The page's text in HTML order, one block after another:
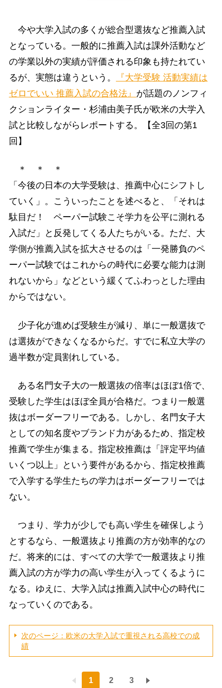
今や大学入試の多くが総合型選抜など推薦入試
となっている。一般的に推薦入試は課外活動など
の学業以外の実績が評価される印象も持たれてい
るが、実態は違うという。
『大学受験 活動実績は
ゼロでいい 推薦入試の合格法』 が話題のノンフィ
クションライター・杉浦由美子氏が欧米の大学入
試と比較しながらレポートする。【全3回の第1
回】
＊ ＊ ＊
「今後の日本の大学受験は、推薦中心にシフトし
ていく」。こういったことを述べると、「それは
駄目だ！ ペーパー試験こそ学力を公平に測れる
入試だ」と反発してくる人たちがいる。ただ、大
学側が推薦入試を拡大させるのは「一発勝負のペ
ーパー試験ではこれからの時代に必要な能力は測
れないから」などという緩くてふわっとした理由
からではない。
少子化が進めば受験生が減り、単に一般選抜で
は選抜ができなくなるからだ。すでに私立大学の
過半数が定員割れしている。
ある名門女子大の一般選抜の倍率はほぼ1倍で、
受験した学生はほぼ全員が合格だ。つまり一般選
抜はボーダーフリーである。しかし、名門女子大
としての知名度やブランド力があるため、指定校
推薦で学生が集まる。指定校推薦は「評定平均値
いくつ以上」という要件があるから、指定校推薦
で入学する学生たちの学力はボーダーフリーでは
ない。
つまり、学力が少しでも高い学生を確保しよう
とするなら、一般選抜より推薦の方が効率的なの
だ。将来的には、すべての大学で一般選抜より推
薦入試の方が学力の高い学生が入ってくるように
なる。ゆえに、大学入試は推薦入試中心の時代に
なっていくのである。
次のページ：欧米の大学入試で重視される高校での成
績
1 2 3